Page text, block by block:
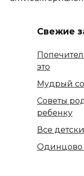
Свежие
это
Мудрый
Советы
ребенку
Все
Одинцово